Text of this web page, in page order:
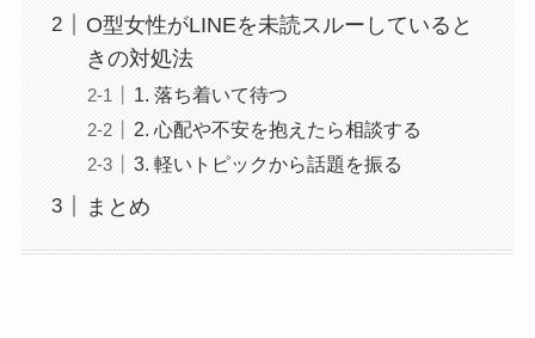
O型女性がLINEを未読スルーしていると
きの対処法
1. 落ち着いて待つ
2. 心配や不安を抱えたら相談する
3. 軽いトピックから話題を振る
まとめ